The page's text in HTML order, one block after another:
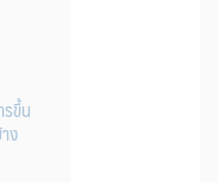
ขึ้น
ง